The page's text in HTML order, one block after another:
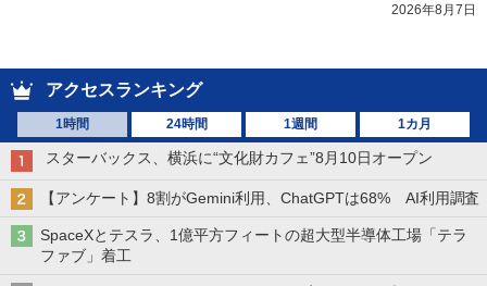
2026年8月7日
アクセスランキング
1時間 24時間 1週間 1カ月
スターバックス、横浜に“文化財カフェ”8月10日オープン
【アンケート】8割がGemini利用、ChatGPTは68% AI利用調査
SpaceXとテスラ、1億平方フィートの超大型半導体工場「テラ
ファブ」着工